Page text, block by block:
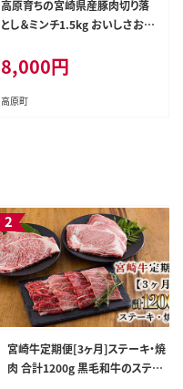
高原育ちの宮崎県産豚肉切り落
とし＆ミンチ1.5kg おいしさお試
人暮らし 万能食材 生姜焼き し
ゃぶしゃぶ ハンバーグ 餃子 肉
巻き ミートソース 麻婆豆腐] TF
8,000円
高原町
宮崎牛定期便[3ヶ月]ステーキ・焼
肉 合計1200g 黒毛和牛のステーキ